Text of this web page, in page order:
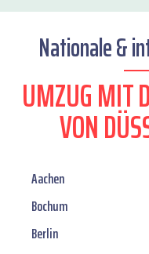
Nationale &
UMZUG MIT
VON
Aachen
Bochum
Berlin